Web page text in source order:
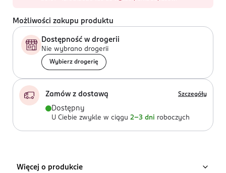
Możliwości zakupu produktu
Dostępność w drogerii
Nie wybrano drogerii
Wybierz drogerię
Zamów z dostawą Szczegóły
Dostępny
U Ciebie zwykle w ciągu 2-3 dni roboczych
Więcej o produkcie